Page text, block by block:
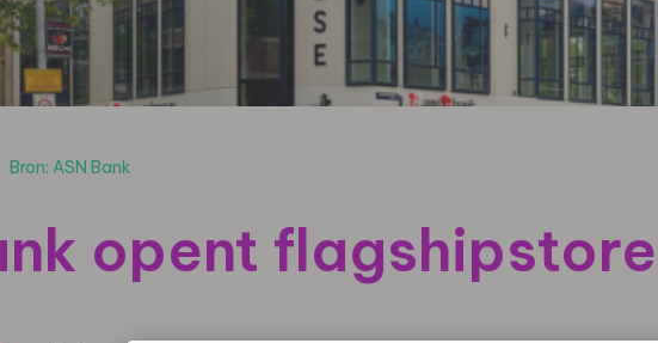
Bron: ASN Bank
opent